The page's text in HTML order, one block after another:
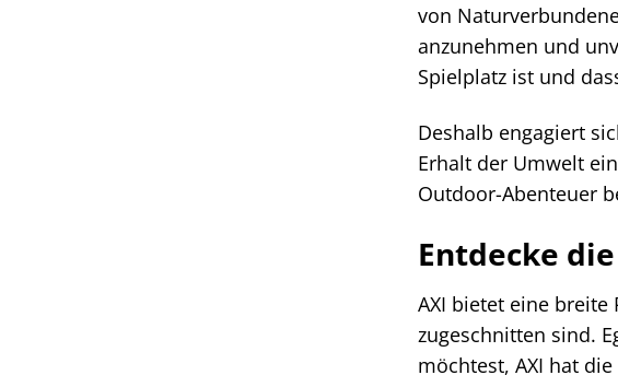
von
anzunehmen und
Spielplatz ist und
Deshalb engagiert
Erhalt der Umwelt
Outdoor-Abenteuer
Entdecke
AXI bietet eine
zugeschnitten sind.
möchtest, AXI hat